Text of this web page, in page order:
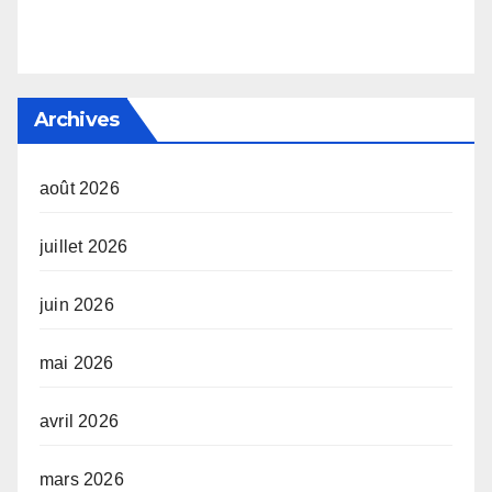
Archives
août 2026
juillet 2026
juin 2026
mai 2026
avril 2026
mars 2026